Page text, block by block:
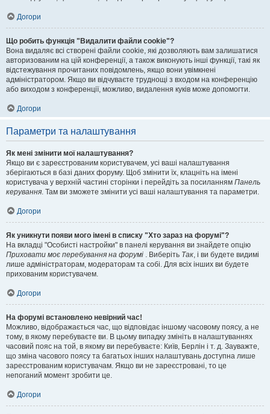
Догори
Що робить функція "Видалити файли cookie"?
Вона видаляє всі створені файли cookie, які дозволяють вам залишатися
авторизованим на цій конференції, а також виконують інші функції, такі як
відстежування прочитаних повідомлень, якщо вони увімкнені
адміністратором. Якщо ви відчуваєте труднощі з входом на конференцію
або виходом з конференції, можливо, видалення куків може допомогти.
Догори
Параметри та налаштування
Як мені змінити мої налаштування?
Якщо ви є зареєстрованим користувачем, усі ваші налаштування
зберігаються в базі даних форуму. Щоб змінити їх, клацніть на імені
користувача у верхній частині сторінки і перейдіть за посиланням Панель
керування. Там ви зможете змінити усі ваші налаштування та параметри.
Догори
Як уникнути появи мого імені в списку "Хто зараз на форумі"?
На вкладці "Особисті настройки" в панелі керування ви знайдете опцію
Приховати моє перебування на форумі . Виберіть Так, і ви будете видимі
лише адміністраторам, модераторам та собі. Для всіх інших ви будете
прихованим користувачем.
Догори
На форумі встановлено невірний час!
Можливо, відображається час, що відповідає іншому часовому поясу, а не
тому, в якому перебуваєте ви. В цьому випадку змініть в налаштуваннях
часовий пояс на той, в якому ви перебуваєте: Київ, Берлін і т. д. Зауважте,
що зміна часового поясу та багатьох інших налаштувань доступна лише
зареєстрованим користувачам. Якщо ви не зареєстровані, то це
непоганий момент зробити це.
Догори